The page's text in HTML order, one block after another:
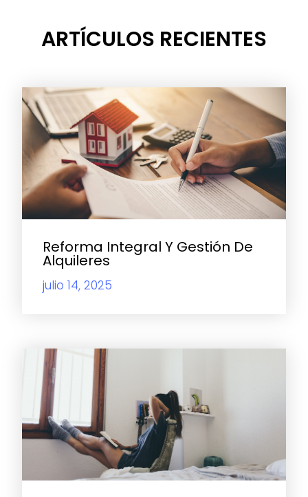
ARTÍCULOS RECIENTES
Reforma Integral Y Gestión De
Alquileres
julio 14, 2025